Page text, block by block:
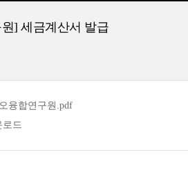
] 세금계산서 발급
융합연구원.pdf
로드